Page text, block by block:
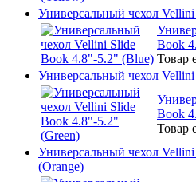
Универсальный чехол
Book
Товар
Универсальный чехол
Book
Товар
Универсальный чехол
(Orange)